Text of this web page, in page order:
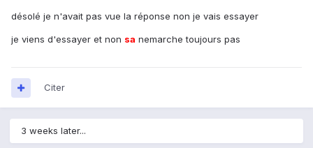
désolé je n'avait pas vue la réponse non je vais essayer
je viens d'essayer et non sa nemarche toujours pas
Citer
3 weeks later...